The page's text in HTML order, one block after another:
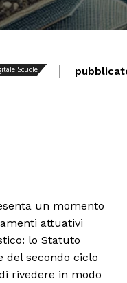
Scuole
un momento
attuativi
lo Statuto
del secondo ciclo
rivedere in modo